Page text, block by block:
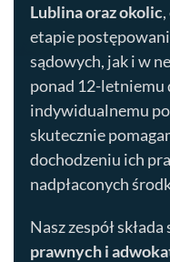
Lublinaoraz okolic,
etapie
sądowych, jak i w
ponad 12-letniemu
indywidualnemu
skutecznie
dochodzeniu ich
nadpłaconych
Nasz zespół składa
prawnych i